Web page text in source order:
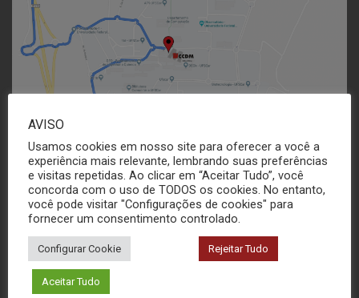
AVISO
Usamos cookies em nosso site para oferecer a você a
experiência mais relevante, lembrando suas preferências
e visitas repetidas. Ao clicar em “Aceitar Tudo”, você
concorda com o uso de TODOS os cookies. No entanto,
você pode visitar "Configurações de cookies" para
fornecer um consentimento controlado.
Configurar Cookie Rejeitar Tudo
Aceitar Tudo